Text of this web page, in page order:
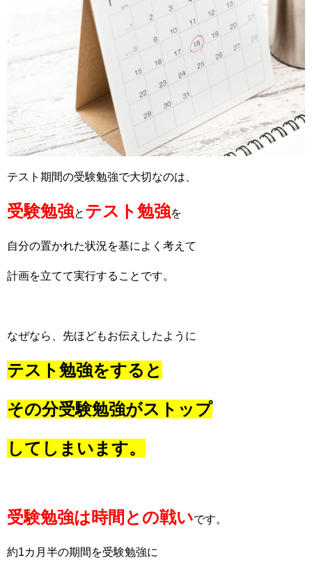
テスト期間の受験勉強で大切なのは、
受験勉強と テスト勉強を
自分の置かれた状況を基によく考えて
計画を立てて実行することです。
なぜなら、先ほどもお伝えしたように
テスト勉強をすると
その分受験勉強がストップ
してしまいます。
受験勉強は時間との戦いです。
約1カ月半の期間を受験勉強に